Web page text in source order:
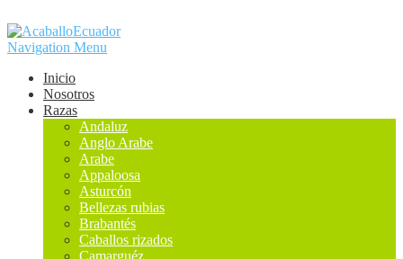
Navigation Menu
Inicio
Nosotros
Razas
Andaluz
Anglo Arabe
Arabe
Appaloosa
Asturcón
Bellezas rubias
Brabantés
Caballos rizados
Camarguéz